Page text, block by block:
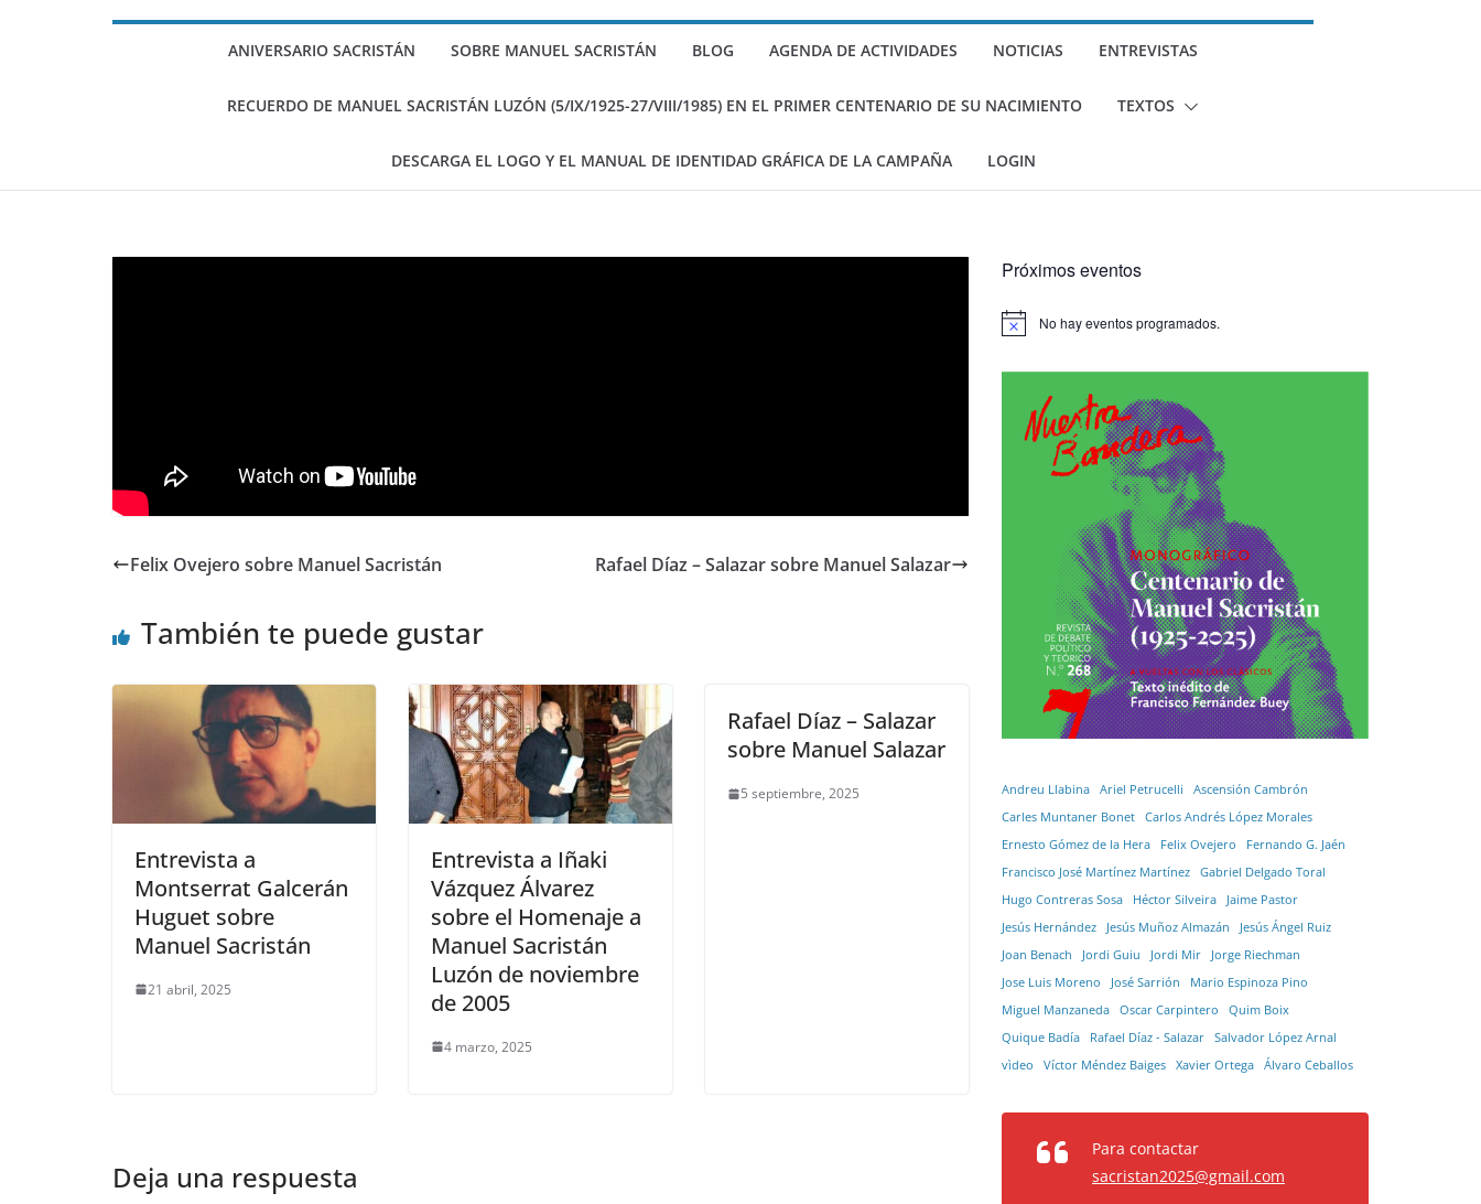
Escritos de Sacristán sobre Gramsci
(II)
Selección de escritos de Sacristán
ANIVERSARIO SACRISTÁN SOBRE MANUEL SACRISTÁN BLOG AGENDA DE ACTIVIDADES NOTICIAS ENTREVISTAS
RECUERDO DE MANUEL SACRISTÁN LUZÓN (5/IX/1925-27/VIII/1985) EN EL PRIMER CENTENARIO DE SU NACIMIENTO TEXTOS
DESCARGA EL LOGO Y EL MANUAL DE IDENTIDAD GRÁFICA DE LA CAMPAÑA LOGIN
Felix Ovejero sobre Manuel Sacristán Rafael Díaz – Salazar sobre Manuel Salazar
También te puede gustar
Entrevista a
Montserrat Galcerán
Huguet sobre
Manuel Sacristán
21 abril, 2025
Entrevista a Iñaki
Vázquez Álvarez
sobre el Homenaje a
Manuel Sacristán
Luzón de noviembre
de 2005
4 marzo, 2025
Rafael Díaz – Salazar
sobre Manuel Salazar
5 septiembre, 2025
Deja una respuesta
Próximos eventos
No hay eventos programados.
Andreu Llabina Ariel Petrucelli
Ascensión Cambrón
Carles Muntaner Bonet
Carlos Andrés López Morales
Ernesto Gómez de la Hera
Felix Ovejero
Fernando G. Jaén
Francisco José Martínez Martínez
Gabriel Delgado Toral
Hugo Contreras Sosa
Héctor Silveira
Jaime Pastor
Jesús Hernández
Jesús Muñoz Almazán
Jesús Ángel Ruiz
Joan Benach
Jordi Guiu Jordi Mir
Jorge Riechman
Jose Luis Moreno
José Sarrión
Mario Espinoza Pino
Miguel Manzaneda
Oscar Carpintero
Quim Boix
Quique Badía
Rafael Díaz - Salazar
Salvador López Arnal
vìdeo
Víctor Méndez Baiges Xavier Ortega Álvaro Ceballos
Para contactar
sacristan2025@gmail.com